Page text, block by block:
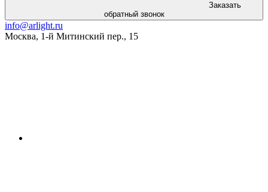
Заказать
обратный звонок
info@arlight.ru
Москва, 1-й Митинский пер., 15